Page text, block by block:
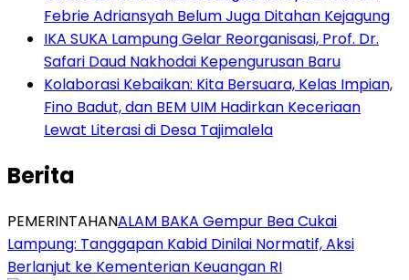
Febrie Adriansyah Belum Juga Ditahan Kejagung
IKA SUKA Lampung Gelar Reorganisasi, Prof. Dr.
Safari Daud Nakhodai Kepengurusan Baru
Kolaborasi Kebaikan: Kita Bersuara, Kelas Impian,
Fino Badut, dan BEM UIM Hadirkan Keceriaan
Lewat Literasi di Desa Tajimalela
Berita
PEMERINTAHANALAM BAKA Gempur Bea Cukai
Lampung: Tanggapan Kabid Dinilai Normatif, Aksi
Berlanjut ke Kementerian Keuangan RI